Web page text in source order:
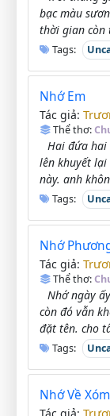
bạc màu
thời gian còn
Tags:
Nhớ Em
Tác giả:
Thể thơ:
Hai đứa hai
lên khuyết
này. anh
Tags:
Nhớ
Tác giả:
Thể thơ:
Nhớ ngày
còn đó vẫn
đặt tên. cho
Tags:
Nhớ Về